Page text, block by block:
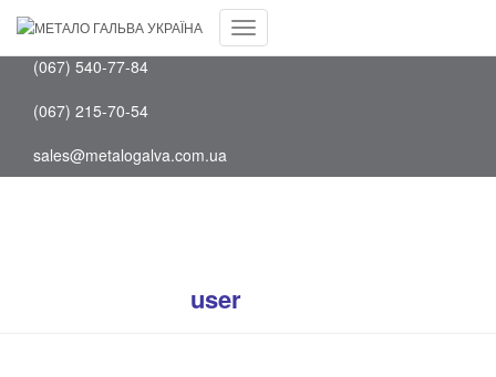
(097) 202-75-88
(067) 540-77-84
(067) 215-70-54
sales@metalogalva.com.ua
Перемкнути
user